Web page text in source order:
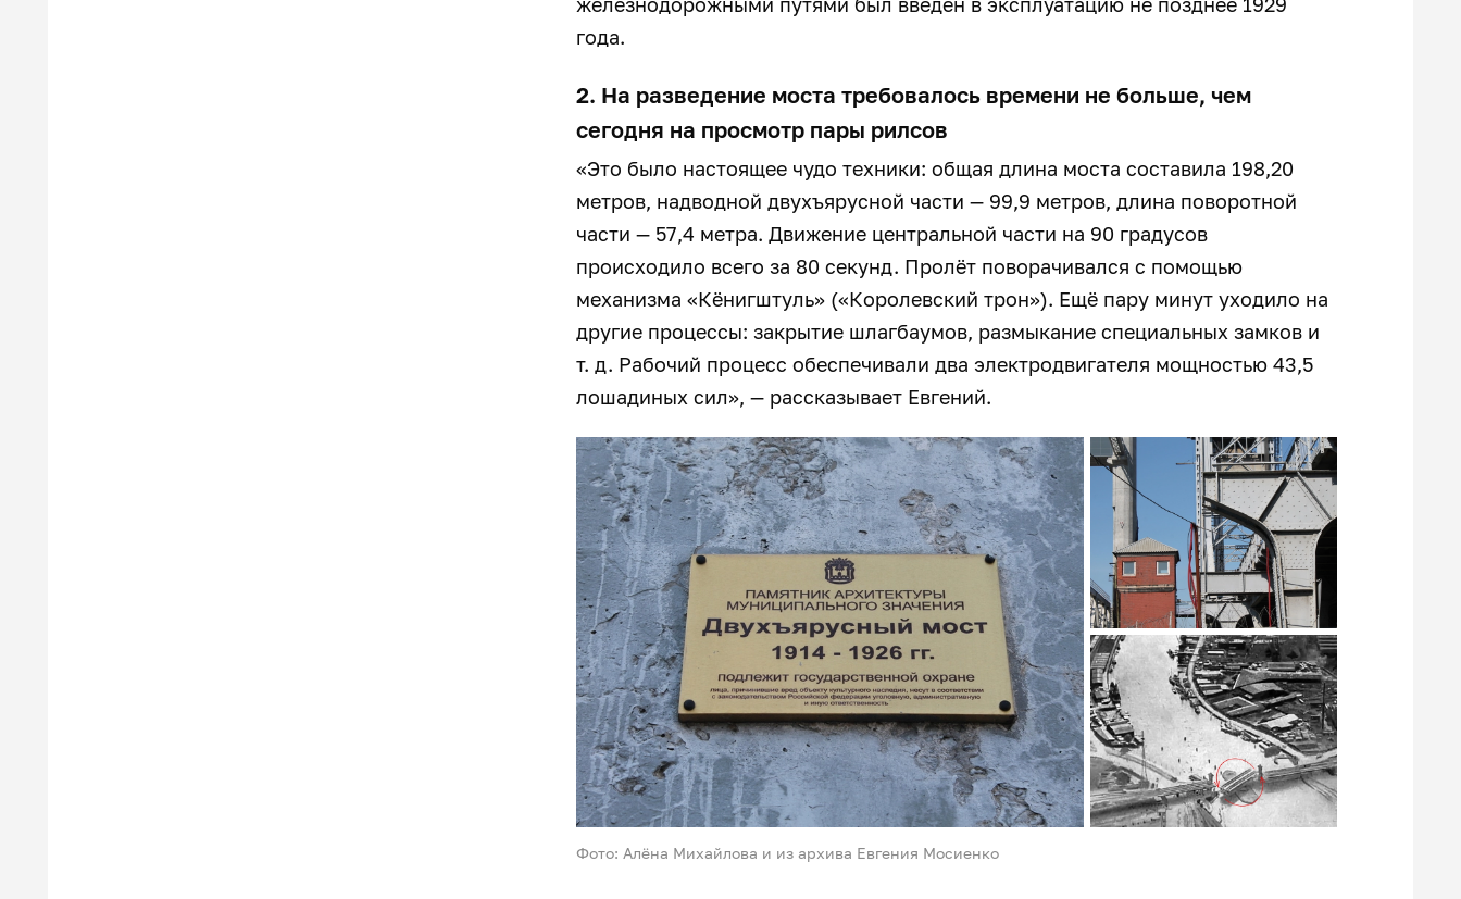
года.
2. На разведение моста требовалось времени не больше, чем
сегодня на просмотр пары рилсов
«Это было настоящее чудо техники: общая длина моста составила 198,20
метров, надводной двухъярусной части — 99,9 метров, длина поворотной
части — 57,4 метра. Движение центральной части на 90 градусов
происходило всего за 80 секунд. Пролёт поворачивался с помощью
механизма «Кёнигштуль» («Королевский трон»). Ещё пару минут уходило на
другие процессы: закрытие шлагбаумов, размыкание специальных замков и
т. д. Рабочий процесс обеспечивали два электродвигателя мощностью 43,5
лошадиных сил», — рассказывает Евгений.
Фото: Алёна Михайлова и из архива Евгения Мосиенко